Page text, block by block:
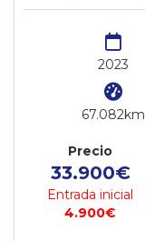
2023
67.082km
Precio
33.900€
Entrada inicial
4.900€